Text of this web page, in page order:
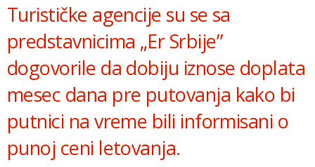
Turističke agencije su se sa
predstavnicima „Er Srbije”
dogovorile da dobiju iznose doplata
mesec dana pre putovanja kako bi
putnici na vreme bili informisani o
punoj ceni letovanja.